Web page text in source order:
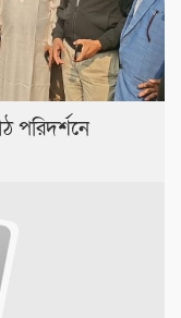
পরিদর্শনে